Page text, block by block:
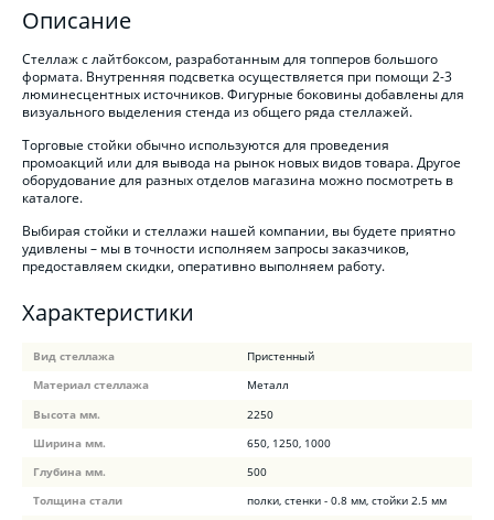
Описание
Стеллаж с лайтбоксом, разработанным для топперов большого
формата. Внутренняя подсветка осуществляется при помощи 2-3
люминесцентных источников. Фигурные боковины добавлены для
визуального выделения стенда из общего ряда стеллажей.
Торговые стойки обычно используются для проведения
промоакций или для вывода на рынок новых видов товара. Другое
оборудование для разных отделов магазина можно посмотреть в
каталоге.
Выбирая стойки и стеллажи нашей компании, вы будете приятно
удивлены – мы в точности исполняем запросы заказчиков,
предоставляем скидки, оперативно выполняем работу.
Характеристики
Вид стеллажа
Пристенный
Материал стеллажа
Металл
Высота мм.
2250
Ширина мм.
650, 1250, 1000
Глубина мм.
500
Толщина стали
полки, стенки - 0.8 мм, стойки 2.5 мм